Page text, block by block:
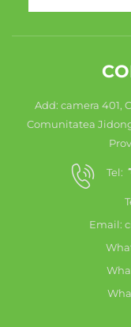
Add: camera 401,
Comunitatea
Tel:
Email: